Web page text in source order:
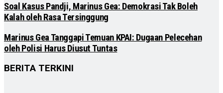
Soal Kasus Pandji, Marinus Gea: Demokrasi Tak Boleh
Kalah oleh Rasa Tersinggung
Marinus Gea Tanggapi Temuan KPAI: Dugaan Pelecehan
oleh Polisi Harus Diusut Tuntas
BERITA TERKINI